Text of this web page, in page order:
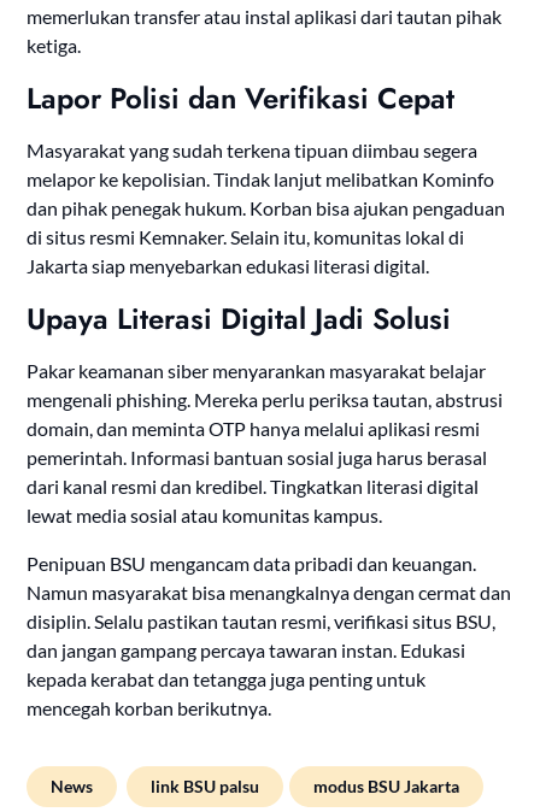
memerlukan transfer atau instal aplikasi dari tautan pihak
ketiga.
Lapor Polisi dan Verifikasi Cepat
Masyarakat yang sudah terkena tipuan diimbau segera
melapor ke kepolisian. Tindak lanjut melibatkan Kominfo
dan pihak penegak hukum. Korban bisa ajukan pengaduan
di situs resmi Kemnaker. Selain itu, komunitas lokal di
Jakarta siap menyebarkan edukasi literasi digital.
Upaya Literasi Digital Jadi Solusi
Pakar keamanan siber menyarankan masyarakat belajar
mengenali phishing. Mereka perlu periksa tautan, abstrusi
domain, dan meminta OTP hanya melalui aplikasi resmi
pemerintah. Informasi bantuan sosial juga harus berasal
dari kanal resmi dan kredibel. Tingkatkan literasi digital
lewat media sosial atau komunitas kampus.
Penipuan BSU mengancam data pribadi dan keuangan.
Namun masyarakat bisa menangkalnya dengan cermat dan
disiplin. Selalu pastikan tautan resmi, verifikasi situs BSU,
dan jangan gampang percaya tawaran instan. Edukasi
kepada kerabat dan tetangga juga penting untuk
mencegah korban berikutnya.
News link BSU palsu modus BSU Jakarta